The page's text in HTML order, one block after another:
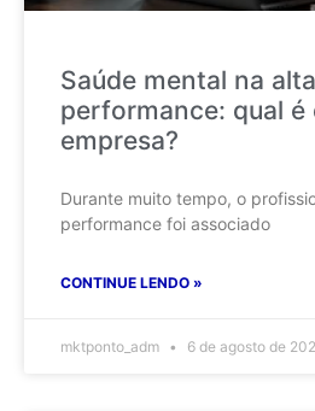
Saúde mental na alta
performance: qual é
empresa?
Durante muito tempo, o
performance foi associado
CONTINUE LENDO »
mktponto_adm 6 de agosto de